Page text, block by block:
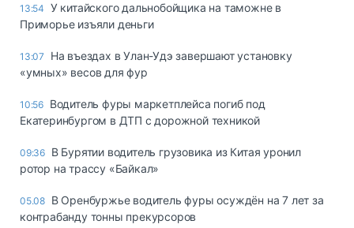
13:54 У китайского дальнобойщика на таможне в
Приморье изъяли деньги
13:07
Ha въeздax в Улaн-Удэ зaвepшaют ycтaнoвкy
«yмныx» вecoв для фyp
10:56 Водитель фуры маркетплейса погиб под
Екатеринбургом в ДТП с дорожной техникой
09:36 В Бурятии водитель грузовика из Китая уронил
ротор на трассу «Байкал»
05.08 В Оренбуржье водитель фуры осуждён на 7 лет за
контрабанду тонны прекурсоров